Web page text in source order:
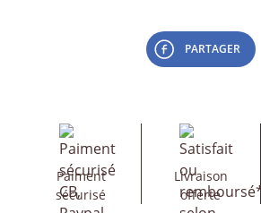
PARTAGER
Paiment
sécurisé
Livraison
offerte